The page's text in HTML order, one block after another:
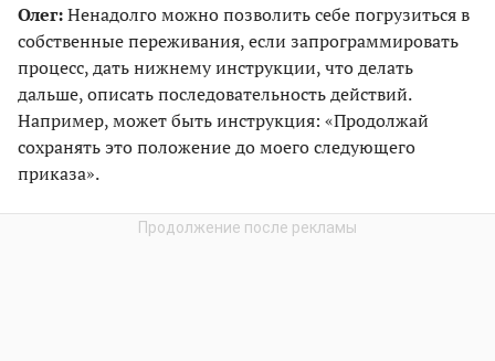
Олег:Ненадолго можно позволить себе погрузиться в
собственные переживания, если запрограммировать
процесс, дать нижнему инструкции, что делать
дальше, описать последовательность действий.
Например, может быть инструкция: «Продолжай
сохранять это положение до моего следующего
приказа».